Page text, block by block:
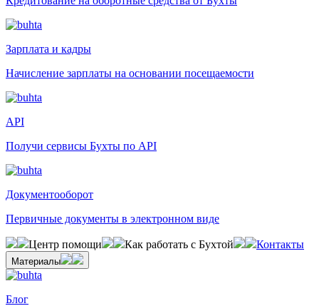
Зарплата и кадры
Начисление зарплаты на основании посещаемости
API
Получи сервисы Бухты по API
Документооборот
Первичные документы в электронном виде
Центр помощи Как работать с Бухтой Контакты
Материалы
Блог